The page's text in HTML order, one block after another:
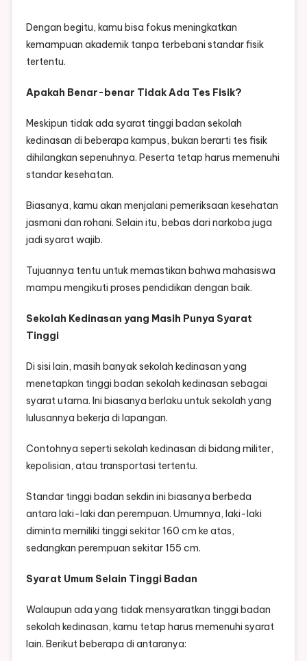
Dengan begitu, kamu bisa fokus meningkatkan
kemampuan akademik tanpa terbebani standar fisik
tertentu.
Apakah Benar-benar Tidak Ada Tes Fisik?
Meskipun tidak ada syarat tinggi badan sekolah
kedinasan di beberapa kampus, bukan berarti tes fisik
dihilangkan sepenuhnya. Peserta tetap harus memenuhi
standar kesehatan.
Biasanya, kamu akan menjalani pemeriksaan kesehatan
jasmani dan rohani. Selain itu, bebas dari narkoba juga
jadi syarat wajib.
Tujuannya tentu untuk memastikan bahwa mahasiswa
mampu mengikuti proses pendidikan dengan baik.
Sekolah Kedinasan yang Masih Punya Syarat
Tinggi
Di sisi lain, masih banyak sekolah kedinasan yang
menetapkan tinggi badan sekolah kedinasan sebagai
syarat utama. Ini biasanya berlaku untuk sekolah yang
lulusannya bekerja di lapangan.
Contohnya seperti sekolah kedinasan di bidang militer,
kepolisian, atau transportasi tertentu.
Standar tinggi badan sekdin ini biasanya berbeda
antara laki-laki dan perempuan. Umumnya, laki-laki
diminta memiliki tinggi sekitar 160 cm ke atas,
sedangkan perempuan sekitar 155 cm.
Syarat Umum Selain Tinggi Badan
Walaupun ada yang tidak mensyaratkan tinggi badan
sekolah kedinasan, kamu tetap harus memenuhi syarat
lain. Berikut beberapa di antaranya: